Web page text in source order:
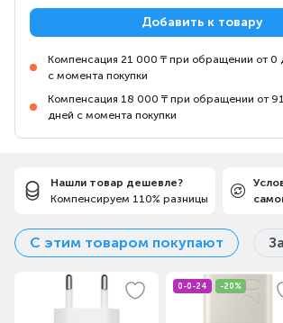
Добавить к товару
Компенсация 21 000 ₸ при обращении от 0
с момента покупки
Компенсация 18 000 ₸ при обращении от
дней с момента покупки
Нашли товар дешевле?
Компенсируем 110% разницы
С этим товаром покупают
0-0-24 -20%